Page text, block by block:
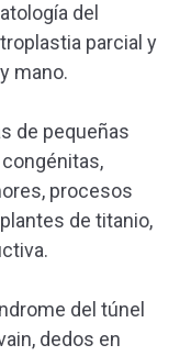
del
parcial y
mano.
de pequeñas
procesos
de titanio,
del túnel
dedos en